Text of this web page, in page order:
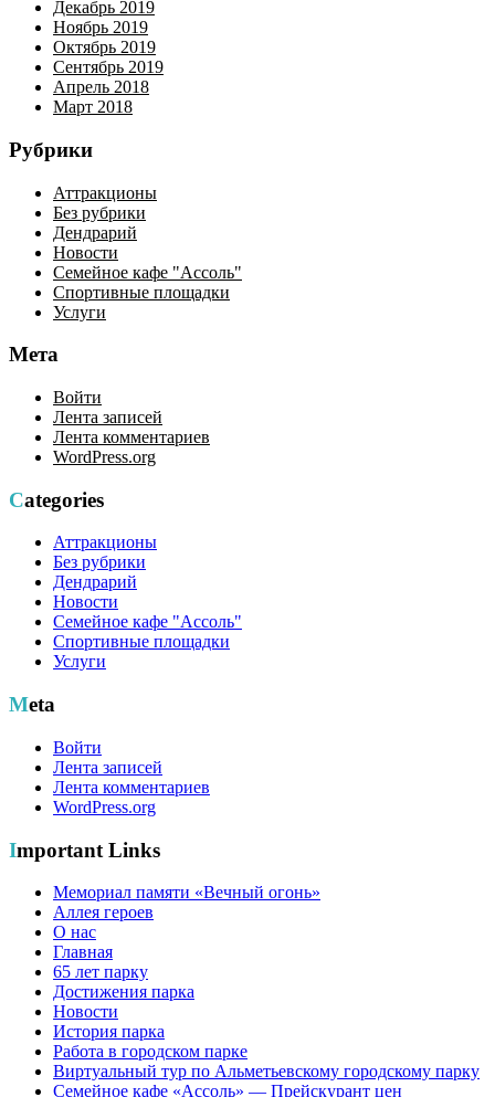
Декабрь 2019
Ноябрь 2019
Октябрь 2019
Сентябрь 2019
Апрель 2018
Март 2018
Рубрики
Аттракционы
Без рубрики
Дендрарий
Новости
Семейное кафе "Ассоль"
Спортивные площадки
Услуги
Мета
Войти
Лента записей
Лента комментариев
WordPress.org
Categories
Аттракционы
Без рубрики
Дендрарий
Новости
Семейное кафе "Ассоль"
Спортивные площадки
Услуги
Meta
Войти
Лента записей
Лента комментариев
WordPress.org
Important Links
Мемориал памяти «Вечный огонь»
Аллея героев
О нас
Главная
65 лет парку
Достижения парка
Новости
История парка
Работа в городском парке
Виртуальный тур по Альметьевскому городскому парку
Семейное кафе «Ассоль» — Прейскурант цен